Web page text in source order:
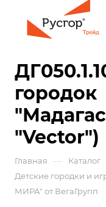
городок
"Vector")
Главная — Каталог
Детские городки и
МИРА" от ВегаГрупп